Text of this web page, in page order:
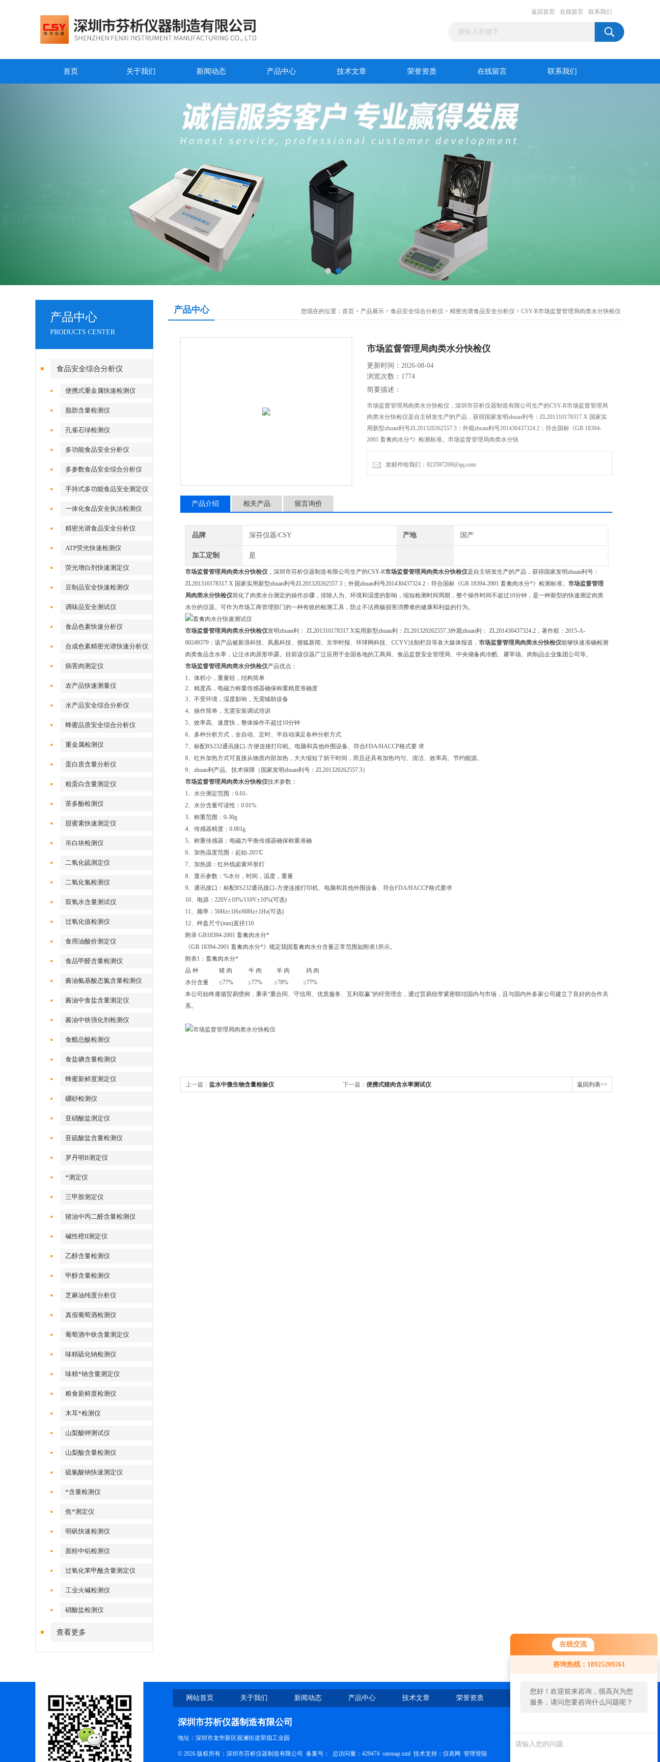
在线交流
咨询热线：18925209261
您好！欢迎前来咨询，很高兴为您
服务，请问您要咨询什么问题呢？
您好，看您停留很久了，是否找到
了需求产品，您可以直接在线与我
返回首页 在线留言 联系我们
首页 关于我们 新闻动态 产品中心 技术文章 荣誉资质 在线留言 联系我们
产品中心
PRODUCTS CENTER
食品安全综合分析仪
便携式重金属快速检测仪
脂肪含量检测仪
孔雀石绿检测仪
多功能食品安全分析仪
多参数食品安全综合分析仪
手持式多功能食品安全测定仪
一体化食品安全执法检测仪
精密光谱食品安全分析仪
ATP荧光快速检测仪
荧光增白剂快速测定仪
豆制品安全快速检测仪
调味品安全测试仪
食品色素快速分析仪
合成色素精密光谱快速分析仪
病害肉测定仪
农产品快速测量仪
水产品安全综合分析仪
蜂蜜品质安全综合分析仪
重金属检测仪
蛋白质含量分析仪
粗蛋白含量测定仪
茶多酚检测仪
甜蜜素快速测定仪
吊白块检测仪
二氧化硫测定仪
二氧化氯检测仪
双氧水含量测试仪
过氧化值检测仪
食用油酸价测定仪
食品甲醛含量检测仪
酱油氨基酸态氮含量检测仪
酱油中食盐含量测定仪
酱油中铁强化剂检测仪
食醋总酸检测仪
食盐碘含量检测仪
蜂蜜新鲜度测定仪
硼砂检测仪
亚硝酸盐测定仪
亚硫酸盐含量检测仪
罗丹明B测定仪
*测定仪
三甲胺测定仪
猪油中丙二醛含量检测仪
碱性橙II测定仪
乙醇含量检测仪
甲醇含量检测仪
芝麻油纯度分析仪
真假葡萄酒检测仪
葡萄酒中铁含量测定仪
味精硫化钠检测仪
味精*钠含量测定仪
粮食新鲜度检测仪
木耳*检测仪
山梨酸钾测试仪
山梨酸含量检测仪
硫氰酸钠快速测定仪
*含量检测仪
焦*测定仪
明矾快速检测仪
面粉中铝检测仪
过氧化苯甲酰含量测定仪
工业火碱检测仪
硝酸盐检测仪
查看更多
产品中心 您现在的位置： 首页 > 产品展示 > 食品安全综合分析仪 > 精密光谱食品安全分析仪 > CSY-R市场监督管理局肉类水分快检仪
市场监督管理局肉类水分快检仪
更新时间：2026-08-04
浏览次数：1774
简要描述：
市场监督管理局肉类水分快检仪，深圳市芬析仪器制造有限公司生产的CSY-R市场监督管理局
肉类水分快检仪是自主研发生产的产品，获得国家发明zhuan利号：ZL201310178317.X 国家实
用新型zhuan利号ZL201320262557.3；外观zhuan利号201430437324.2：符合国标《GB 18394-
2001 畜禽肉水分*》检测标准。市场监督管理局肉类水分快
发邮件给我们：923597269@qq.com
产品介绍 相关产品 留言询价
品牌 深芬仪器/CSY 产地 国产
加工定制 是
市场监督管理局肉类水分快检仪 ，深圳市芬析仪器制造有限公司生产的CSY-R市场监督管理局肉类水分快检仪是自主研发生产的产品，获得国家发明zhuan利号：
ZL201310178317.X 国家实用新型zhuan利号ZL201320262557.3；外观zhuan利号201430437324.2：符合国标《GB 18394-2001 畜禽肉水分*》检测标准。 市场监督管理
局肉类水分快检仪简化了肉类水分测定的操作步骤，排除人为、环境和湿度的影响，缩短检测时间周期，整个操作时间不超过10分钟，是一种新型的快速测定肉类
水分的仪器。可作为市场工商管理部门的一种有效的检测工具，防止不法商贩损害消费者的健康和利益的行为。
市场监督管理局肉类水分快检仪发明zhuan利： ZL201310178317.X实用新型zhuan利：ZL201320262557.3外观zhuan利： ZL201430437324.2，著作权：2015-A-
00249379；该产品被新浪科技、凤凰科技、搜狐新闻、京华时报、环球网科技、CCYV法制栏目等各大媒体报道， 市场监督管理局肉类水分快检仪能够快速准确检测
肉类食品含水率，让注水肉原形毕露。目前该仪器广泛应用于全国各地的工商局、食品监督安全管理局、中央储备肉冷酷、屠宰场、肉制品企业集团公司等。
市场监督管理局肉类水分快检仪产品优点：
1、体积小，重量轻，结构简单
2、精度高，电磁力称重传感器确保称重精度准确度
3、不受环境，湿度影响，无需辅助设备
4、操作简单，无需安装调试培训
5、效率高、速度快，整体操作不超过10分钟
6、多种分析方式，全自动、定时、半自动满足各种分析方式
7、标配RS232通讯接口-方便连接打印机、电脑和其他外围设备、符合FDA/HACCP格式要 求
8、红外加热方式可直接从物质内部加热，大大缩短了烘干时间，而且还具有加热均匀、清洁、效率高、节约能源。
9、zhuan利产品、技术保障（国家发明zhuan利号：ZL201320262557.3）
市场监督管理局肉类水分快检仪技术参数：
1、水分测定范围：0.01-
2、水分含量可读性：0.01%
3、称重范围：0-30g
4、传感器精度：0.001g
5、称重传感器：电磁力平衡传感器确保称重准确
6、加热温度范围：起始-205℃
7、加热源：红外线卤素环形灯
8、显示参数：%水分，时间，温度，重量
9、通讯接口：标配RS232通讯接口-方便连接打印机、电脑和其他外围设备、符合FDA/HACCP格式要求
10、电源：220V±10%/110V±10%(可选)
11、频率：50Hz±1Hz/60Hz±1Hz(可选)
12、秤盘尺寸(mm)直径110
附录 GB18394-2001 畜禽肉水分*
《GB 18394-2001 畜禽肉水分*》规定我国畜禽肉水分含量正常范围如附表1所示。
附表1：畜禽肉水分*
品 种 猪 肉 牛 肉 羊 肉 鸡 肉
水分含量 ≤77% ≤77% ≤78% ≤77%
本公司始终遵循贸易惯例，秉承“重合同、守信用、优质服务、互利双赢”的经营理念，通过贸易纽带紧密联结国内与市场，且与国内外多家公司建立了良好的合作关
系。
上一篇： 盐水中微生物含量检验仪 下一篇： 便携式猪肉含水率测试仪 返回列表>>
网站首页 关于我们 新闻动态 产品中心 技术文章 荣誉资质 在线留言 联系我们
深圳市芬析仪器制造有限公司
地址：深圳市龙华新区观澜街道荣倡工业园
© 2026 版权所有：深圳市芬析仪器制造有限公司 备案号： 总访问量：429474 sitemap.xml 技术支持： 仪表网 管理登陆